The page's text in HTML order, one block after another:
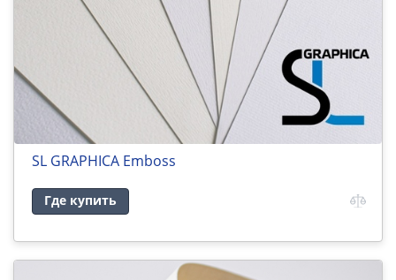
SL GRAPHICA Emboss
Где купить